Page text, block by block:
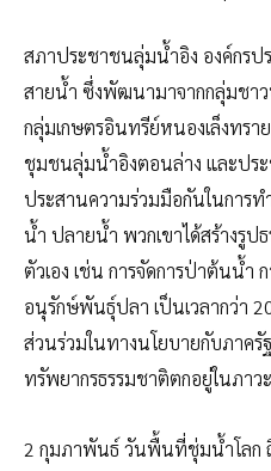
สภาประชาชนลุ่มน้ำอิง องค์กร
สายน้ำ ซึ่งพัฒนามาจากกลุ่มชา
กลุ่มเกษตรอินทรีย์หนองเล็งทรา
ชุมชนลุ่มน้ำอิงตอนล่าง และปร
ประสานความร่วมมือกันในการ
น้ำ ปลายน้ำ พวกเขาได้สร้างรูป
ตัวเอง เช่น การจัดการป่าต้นน้ำ
อนุรักษ์พันธุ์ปลา เป็นเวลากว่า
ส่วนร่วมในทางนโยบายกับภาค
ทรัพยากรธรรมชาติตกอยู่ในภาว
​2 กุมภาพันธ์ วันพื้นที่ชุ่มน้ำโลก